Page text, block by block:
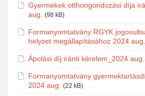
Gyermekek otthongondozási díja
aug.
(98 kB)
Formanyomtatvány RGYK
helyzet megállapításához 2024 aug.
Ápolási díj iránti kérelem_2024 aug.
Formanyomtatvány
2024 aug.
(22 kB)